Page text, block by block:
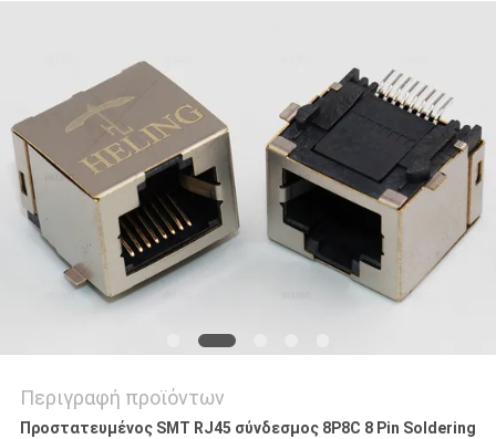
Περιγραφή προϊόντων
Προστατευμένος SMT RJ45 σύνδεσμος 8P8C 8 Pin Soldering